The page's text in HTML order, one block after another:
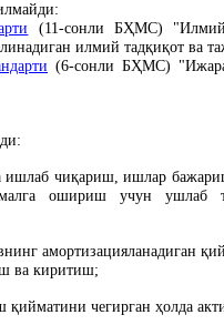
(11-сонли БҲМС)
илмий тадқиқот ва
(6-сонли БҲМС)
ишлаб чиқариш, ишлар
ошириш учун ушлаб
амортизацияланадиганқ
ва киритиш;
қийматини чегирган ҳолда